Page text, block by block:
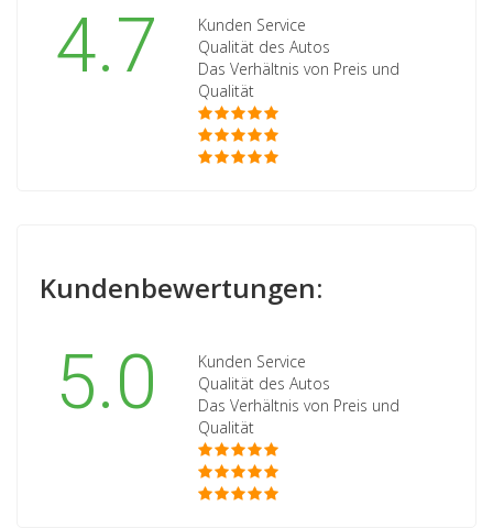
4.7
Kunden Service
Qualität des Autos
Das Verhältnis von Preis und
Qualität
Kundenbewertungen:
5.0
Kunden Service
Qualität des Autos
Das Verhältnis von Preis und
Qualität